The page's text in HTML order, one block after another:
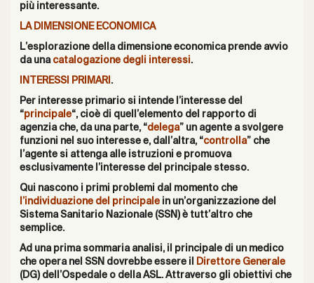
più interessante.
LA DIMENSIONE ECONOMICA
L’esplorazione della dimensione economica prende avvio
da una catalogazione degli interessi.
INTERESSI PRIMARI .
Per interesse primario si intende l’interesse del
“principale“, cioè di quell’elemento del rapporto di
agenzia che, da una parte, “delega” un agente a svolgere
funzioni nel suo interesse e, dall’altra, “controlla” che
l’agente si attenga alle istruzioni e promuova
esclusivamente l’interesse del principale stesso.
Qui nascono i primi problemi dal momento che
l’individuazione del principalein un’organizzazione del
Sistema Sanitario Nazionale (SSN) è tutt’altro che
semplice.
Ad una prima sommaria analisi, il principale di un medico
che opera nel SSN dovrebbe essere il
Direttore Generale
(DG) dell’Ospedale o della ASL. Attraverso gli obiettivi che